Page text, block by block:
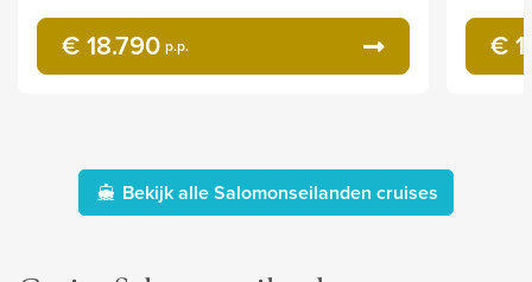
€ 18.790 p.p. €
Bekijk alle Salomonseilanden cruises